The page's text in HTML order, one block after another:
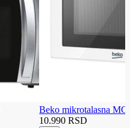
Beko mikrotalasna
10.990 RSD